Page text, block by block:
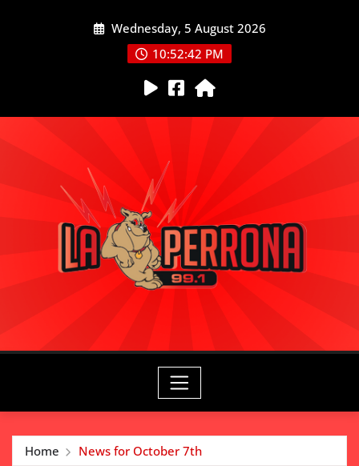
Wednesday, 5 August 2026
10:52:43 PM
Home News for October 7th